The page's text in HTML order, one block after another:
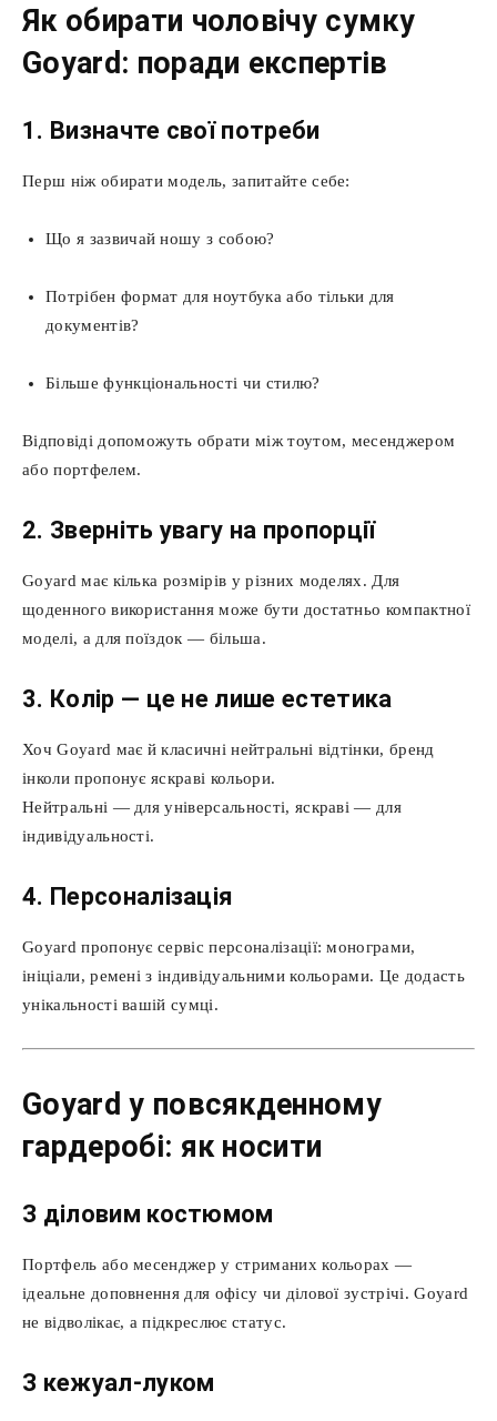
Як обирати чоловічу сумку
Goyard: поради експертів
1. Визначте свої потреби
Перш ніж обирати модель, запитайте себе:
Що я зазвичай ношу з собою?
Потрібен формат для ноутбука або тільки для
документів?
Більше функціональності чи стилю?
Відповіді допоможуть обрати між тоутом, месенджером
або портфелем.
2. Зверніть увагу на пропорції
Goyard має кілька розмірів у різних моделях. Для
щоденного використання може бути достатньо компактної
моделі, а для поїздок — більша.
3. Колір — це не лише естетика
Хоч Goyard має й класичні нейтральні відтінки, бренд
інколи пропонує яскраві кольори.
Нейтральні — для універсальності, яскраві — для
індивідуальності.
4. Персоналізація
Goyard пропонує сервіс персоналізації: монограми,
ініціали, ремені з індивідуальними кольорами. Це додасть
унікальності вашій сумці.
Goyard у повсякденному
гардеробі: як носити
З діловим костюмом
Портфель або месенджер у стриманих кольорах —
ідеальне доповнення для офісу чи ділової зустрічі. Goyard
не відволікає, а підкреслює статус.
З кежуал-луком